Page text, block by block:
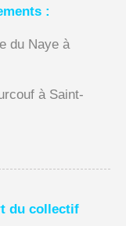
:
du Naye à
à Saint-
du collectif